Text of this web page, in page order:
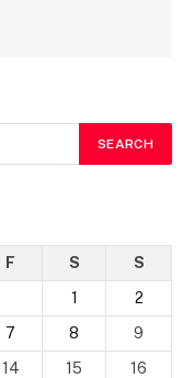
F S
S
1
2
7 8
9
14 15
16